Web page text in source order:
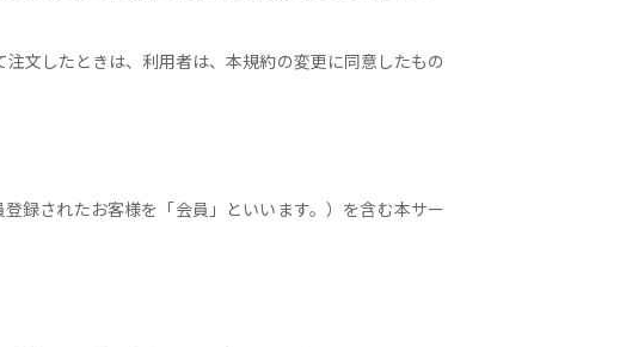
文したときは、利用者は、本規約の変更に同意したもの
録されたお客様を「会員」といいます。）を含む本サー